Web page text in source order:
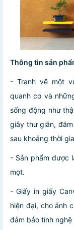
Thông tin sản
- Tranh vẽ một
quanh co và
sống động như
giây thư giãn,
sau khoảng thời
- Sản phẩm được
mọt.
- Giấy in giấy
hiện đại, cho ảnh
đảm bảo tính